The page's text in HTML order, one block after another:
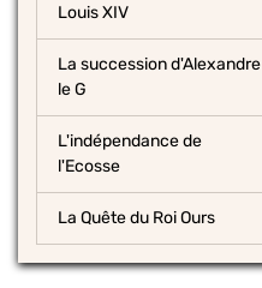
Louis XIV
La succession d'Alexandre
le G
L'indépendance de
l'Ecosse
La Quête du Roi Ours